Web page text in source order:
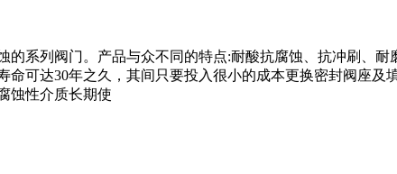
的系列阀门。产品与众不同的特点:耐酸抗腐蚀、抗冲刷、
可达30年之久，其间只要投入很小的成本更换密封阀座
蚀性介质长期使